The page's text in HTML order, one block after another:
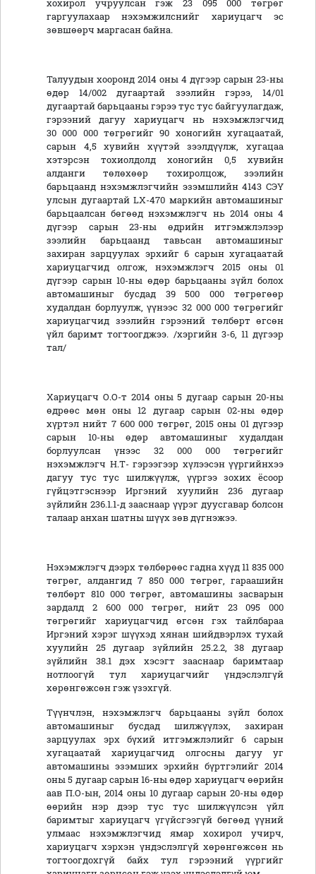
хохирол учруулсан гэж 23 095 000 төгрөг
гаргуулахаар нэхэмжилснийг хариуцагч эс
зөвшөөрч маргасан байна.
Талуудын хооронд 2014 оны 4 дүгээр сарын 23-ны
өдөр 14/002 дугаартай зээлийн гэрээ, 14/01
дугаартай барьцааны гэрээ тус тус байгуулагдаж,
гэрээний дагуу хариуцагч нь нэхэмжлэгчид
30 000 000 төгрөгийг 90 хоногийн хугацаатай,
сарын 4,5 хувийн хүүтэй зээлдүүлж, хугацаа
хэтэрсэн тохиолдолд хоногийн 0,5 хувийн
алданги төлөхөөр тохиролцож, зээлийн
барьцаанд нэхэмжлэгчийн эзэмшлийн 4143 СЭҮ
улсын дугаартай LХ-470 маркийн автомашиныг
барьцаалсан бөгөөд нэхэмжлэгч нь 2014 оны 4
дүгээр сарын 23-ны өдрийн итгэмжлэлээр
зээлийн барьцаанд тавьсан автомашиныг
захиран зарцуулах эрхийг 6 сарын хугацаатай
хариуцагчид олгож, нэхэмжлэгч 2015 оны 01
дүгээр сарын 10-ны өдөр барьцааны зүйл болох
автомашиныг бусдад 39 500 000 төгрөгөөр
худалдан борлуулж, үүнээс 32 000 000 төгрөгийг
хариуцагчид зээлийн гэрээний төлбөрт өгсөн
үйл баримт тогтоогджээ. /хэргийн 3-6, 11 дүгээр
тал/
Хариуцагч О.О-т 2014 оны 5 дугаар сарын 20-ны
өдрөөс мөн оны 12 дугаар сарын 02-ны өдөр
хүртэл нийт 7 600 000 төгрөг, 2015 оны 01 дүгээр
сарын 10-ны өдөр автомашиныг худалдан
борлуулсан үнээс 32 000 000 төгрөгийг
нэхэмжлэгч Н.Т- гэрээгээр хүлээсэн үүргийнхээ
дагуу тус тус шилжүүлж, үүргээ зохих ёсоор
гүйцэтгэснээр Иргэний хуулийн 236 дугаар
зүйлийн 236.1.1-д зааснаар үүрэг дуусгавар болсон
талаар анхан шатны шүүх зөв дүгнэжээ.
Нэхэмжлэгч дээрх төлбөрөөс гадна хүүд 11 835 000
төгрөг, алдангид 7 850 000 төгрөг, гараашийн
төлбөрт 810 000 төгрөг, автомашины засварын
зардалд 2 600 000 төгрөг, нийт 23 095 000
төгрөгийг хариуцагчид өгсөн гэх тайлбараа
Иргэний хэрэг шүүхэд хянан шийдвэрлэх тухай
хуулийн 25 дугаар зүйлийн 25.2.2, 38 дугаар
зүйлийн 38.1 дэх хэсэгт зааснаар баримтаар
нотлоогүй тул хариуцагчийг үндэслэлгүй
хөрөнгөжсөн гэж үзэхгүй.
Түүнчлэн, нэхэмжлэгч барьцааны зүйл болох
автомашиныг бусдад шилжүүлэх, захиран
зарцуулах эрх бүхий итгэмжлэлийг 6 сарын
хугацаатай хариуцагчид олгосны дагуу уг
автомашины эзэмших эрхийн бүртгэлийг 2014
оны 5 дугаар сарын 16-ны өдөр хариуцагч өөрийн
аав П.О-ын, 2014 оны 10 дугаар сарын 20-ны өдөр
өөрийн нэр дээр тус тус шилжүүлсэн үйл
баримтыг хариуцагч үгүйсгээгүй бөгөөд үүний
улмаас нэхэмжлэгчид ямар хохирол учирч,
хариуцагч хэрхэн үндэслэлгүй хөрөнгөжсөн нь
тогтоогдохгүй байх тул гэрээний үүргийг